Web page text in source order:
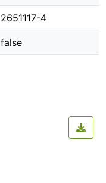
2651117-4
false